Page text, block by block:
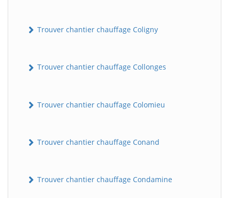
Trouver chantier chauffage Coligny
Trouver chantier chauffage Collonges
Trouver chantier chauffage Colomieu
Trouver chantier chauffage Conand
Trouver chantier chauffage Condamine